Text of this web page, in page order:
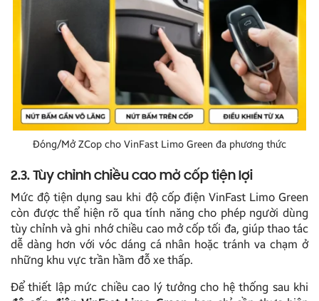
Đóng/Mở ZCop cho VinFast Limo Green đa phương thức
2.3. Tùy chỉnh chiều cao mở cốp tiện lợi
Mức độ tiện dụng sau khi độ cốp điện VinFast Limo Green
còn được thể hiện rõ qua tính năng cho phép người dùng
tùy chỉnh và ghi nhớ chiều cao mở cốp tối đa, giúp thao tác
dễ dàng hơn với vóc dáng cá nhân hoặc tránh va chạm ở
những khu vực trần hầm đỗ xe thấp.
Để thiết lập mức chiều cao lý tưởng cho hệ thống sau khi